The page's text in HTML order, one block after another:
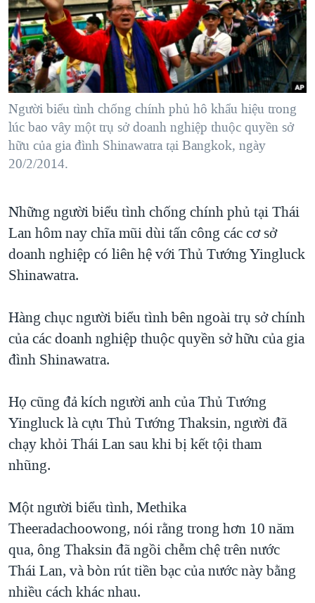
"Tìm"NGƯỜI VIỆT HẢI NGOẠI
ĐỜI SỐNG
KINH TẾ
KHOA HỌC
SỨC KHOẺ
VĂN HOÁ
THỂ THAO
TẠI
HÀNH TRÌNH BẦU CỬ 2024
MỘT NĂM CHIẾN TRANH TẠI DẢI GAZA
GIẢI MÃ VÀNH ĐAI & CON ĐƯỜNG
NGÀY TỊ NẠN THẾ GIỚI
TRỊNH VĨNH BÌNH - NGƯỜI HẠ 'BÊN THẮNG CUỘC'
GROUND ZERO – XƯA VÀ NAY
CÁC GIÁ TRỊ CỘNG HÒA Ở VIỆT NAM
THƯỢNG ĐỈNH TRUMP-KIM TẠI VIỆT NAM
TRỊNH VĨNH BÌNH VS. CHÍNH PHỦ VIỆT NAM
NGƯ DÂN VIỆT VÀ LÀN SÓNG TRỘM HẢI SÂM
QUAN HỆ VIỆT MỸ
VIDEO
NGHE
MẠNG XÃ HỘI
Ngôn ngữ khác
Người biểu tình chống chính phủ hô khẩu hiệu trong
lúc bao vây một trụ sở doanh nghiệp thuộc quyền sở
hữu của gia đình Shinawatra tại Bangkok, ngày
20/2/2014.
Những người biểu tình chống chính phủ tại Thái
Lan hôm nay chĩa mũi dùi tấn công các cơ sở
doanh nghiệp có liên hệ với Thủ Tướng Yingluck
Shinawatra.
Hàng chục người biểu tình bên ngoài trụ sở chính
của các doanh nghiệp thuộc quyền sở hữu của gia
đình Shinawatra.
Họ cũng đả kích người anh của Thủ Tướng
Yingluck là cựu Thủ Tướng Thaksin, người đã
chạy khỏi Thái Lan sau khi bị kết tội tham
nhũng.
Một người biểu tình, Methika
Theeradachoowong, nói rằng trong hơn 10 năm
qua, ông Thaksin đã ngồi chễm chệ trên nước
Thái Lan, và bòn rút tiền bạc của nước này bằng
nhiều cách khác nhau.